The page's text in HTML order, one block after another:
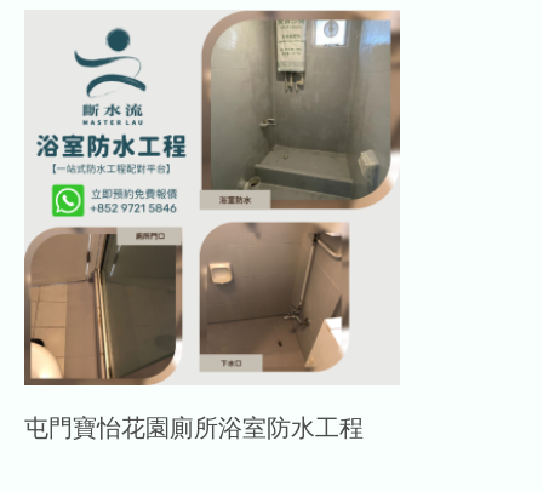
屯門寶怡花園廁所浴室防水工程